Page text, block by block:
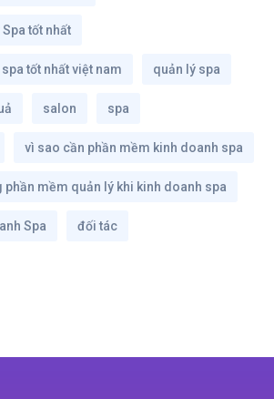
tốt nhất
tốt nhất việt nam quản lý spa
salon spa
vì sao cần phần mềm kinh doanh spa
mềm quản lý khi kinh doanh spa
Spa đối tác